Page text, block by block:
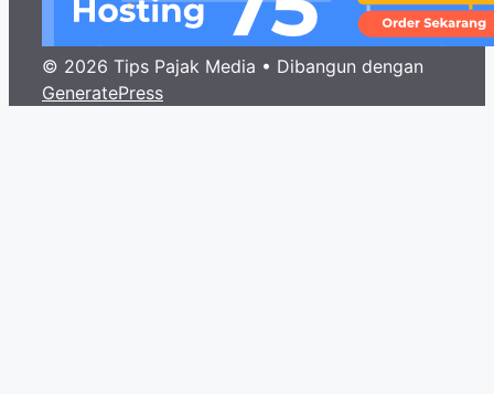
© 2026 Tips Pajak Media • Dibangun dengan
GeneratePress